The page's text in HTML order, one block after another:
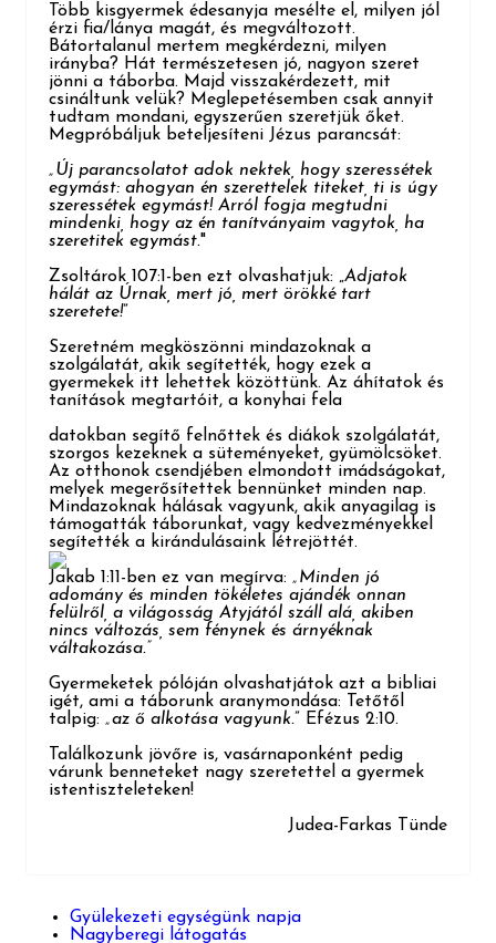
Több kisgyermek édesanyja mesélte el, milyen jól
érzi fia/lánya magát, és megváltozott.
Bátortalanul mertem megkérdezni, milyen
irányba? Hát természetesen jó, nagyon szeret
jönni a táborba. Majd visszakérdezett, mit
csináltunk velük? Meglepetésemben csak annyit
tudtam mondani, egyszerűen szeretjük őket.
Megpróbáljuk beteljesíteni Jézus parancsát:
„Új parancsolatot adok nektek, hogy szeressétek
egymást: ahogyan én szerettelek titeket, ti is úgy
szeressétek egymást! Arról fogja megtudni
mindenki, hogy az én tanítványaim vagytok, ha
szeretitek egymást."
Zsoltárok 107:1-ben ezt olvashatjuk: „Adjatok
hálát az Úrnak, mert jó, mert örökké tart
szeretete!”
Szeretném megköszönni mindazoknak a
szolgálatát, akik segítették, hogy ezek a
gyermekek itt lehettek közöttünk. Az áhítatok és
tanítások megtartóit, a konyhai fela
datokban segítő felnőttek és diákok szolgálatát,
szorgos kezeknek a süteményeket, gyümölcsöket.
Az otthonok csendjében elmondott imádságokat,
melyek megerősítettek bennünket minden nap.
Mindazoknak hálásak vagyunk, akik anyagilag is
támogatták táborunkat, vagy kedvezményekkel
segítették a kirándulásaink létrejöttét.
Jakab 1:11-ben ez van megírva: „Minden jó
adomány és minden tökéletes ajándék onnan
felülről, a világosság Atyjától száll alá, akiben
nincs változás, sem fénynek és árnyéknak
váltakozása.”
Gyermeketek pólóján olvashatjátok azt a bibliai
igét, ami a táborunk aranymondása: Tetőtől
tal pig: „az ő alkotása vagyunk.” Efézus 2:10.
Találkozunk jövőre is, vasárnaponként pedig
várunk benneteket nagy szeretettel a gyermek
istentiszteleteken!
Judea-Farkas Tünde
Gyülekezeti egységünk napja
Nagyberegi látogatás